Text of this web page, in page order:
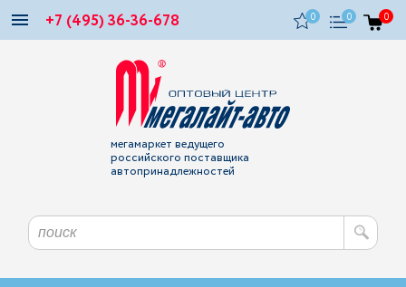
+7 (495) 36-36-678 0 0 0
мегамаркет ведущего
российского поставщика
автопринадлежностей